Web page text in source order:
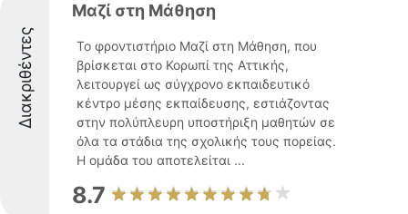
Διακριθέντες
Μαζί στη Μάθηση
Το φροντιστήριο Μαζί στη Μάθηση, που
βρίσκεται στο Κορωπί της Αττικής,
λειτουργεί ως σύγχρονο εκπαιδευτικό
κέντρο μέσης εκπαίδευσης, εστιάζοντας
στην πολύπλευρη υποστήριξη μαθητών σε
όλα τα στάδια της σχολικής τους πορείας.
Η ομάδα του αποτελείται ...
8.7